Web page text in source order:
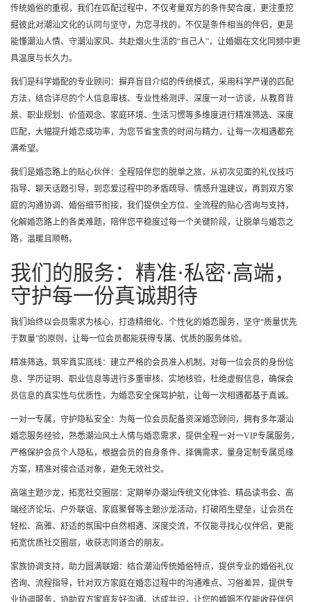
传统婚俗的重视，我们在匹配过程中，不仅考量双方的条件契合度，更注重挖
掘彼此对潮汕文化的认同与坚守，为您寻找的，不仅是条件相当的伴侣，更是
能懂潮汕人情、守潮汕家风、共赴烟火生活的“自己人”，让婚姻在文化同频中更
具温度与长久力。
我们是科学婚配的专业顾问：摒弃盲目介绍的传统模式，采用科学严谨的匹配
方法，结合详尽的个人信息审核、专业性格测评、深度一对一访谈，从教育背
景、职业规划、价值观念、家庭环境、生活习惯等多维度进行精准筛选、深度
匹配，大幅提升婚恋成功率，为您节省宝贵的时间与精力，让每一次相遇都充
满希望。
我们是婚恋路上的贴心伙伴：全程陪伴您的脱单之旅，从初次见面的礼仪技巧
指导、聊天话题引导，到恋爱过程中的矛盾疏导、情感升温建议，再到双方家
庭的沟通协调、婚俗细节衔接，我们提供全方位、全流程的贴心咨询与支持，
化解婚恋路上的各类难题，陪伴您平稳度过每一个关键阶段，让脱单与婚恋之
路，温暖且顺畅。
我们的服务：精准·私密·高端，
守护每一份真诚期待
我们始终以会员需求为核心，打造精细化、个性化的婚恋服务，坚守“质量优先
于数量”的原则，让每一位会员都能获得专属、优质的服务体验。
精准筛选，筑牢真实底线：建立严格的会员准入机制，对每一位会员的身份信
息、学历证明、职业信息等进行多重审核、实地核验，杜绝虚假信息，确保会
员信息的真实性与优质性，为婚恋安全保驾护航，让每一次相遇都基于真诚。
一对一专属，守护隐私安全：为每一位会员配备资深婚恋顾问，拥有多年潮汕
婚恋服务经验，熟悉潮汕风土人情与婚恋需求，提供全程一对一VIP专属服务，
严格保护会员个人隐私，根据会员的自身条件、择偶需求，量身定制专属觅缘
方案，精准对接合适对象，避免无效社交。
高端主题沙龙，拓宽社交圈层：定期举办潮汕传统文化体验、精品读书会、高
端经济论坛、户外联谊、家庭聚餐等主题沙龙活动，打破陌生壁垒，让会员在
轻松、高雅、舒适的氛围中自然相遇、深度交流，不仅能寻找心仪伴侣，更能
拓宽优质社交圈层，收获志同道合的朋友。
家族协调支持，助力圆满联姻：结合潮汕传统婚俗特点，提供专业的婚俗礼仪
咨询、流程指导，针对双方家庭在婚恋过程中的沟通难点、习俗差异，提供专